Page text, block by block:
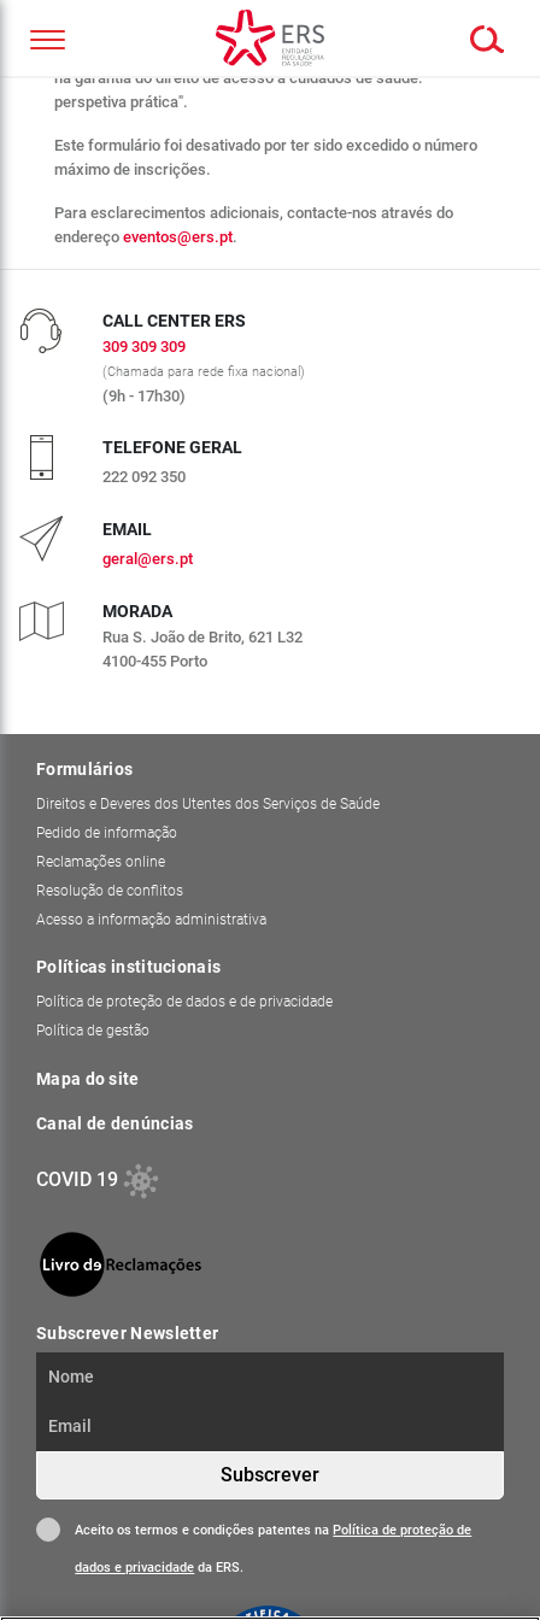
Obrigado pelo seu interesse no webinar "Os poderes da ERS
na garantia do direito de acesso a cuidados de saúde:
perspetiva prática".
Este formulário foi desativado por ter sido excedido o número
máximo de inscrições.
Para esclarecimentos adicionais, contacte-nos através do
endereço eventos@ers.pt.
CALL CENTER ERS
309 309 309
(Chamada para rede fixa nacional)
(9h - 17h30)
TELEFONE GERAL
222 092 350
EMAIL
geral@ers.pt
MORADA
Rua S. João de Brito, 621 L32
4100-455 Porto
Formulários
Direitos e Deveres dos Utentes dos Serviços de Saúde
Pedido de informação
Reclamações online
Resolução de conflitos
Acesso a informação administrativa
Políticas institucionais
Política de proteção de dados e de privacidade
Política de gestão
Mapa do site
Canal de denúncias
COVID 19
Subscrever Newsletter
Subscrever
Aceito os termos e condições patentes naPolítica de proteção de
dados e privacidade da ERS.